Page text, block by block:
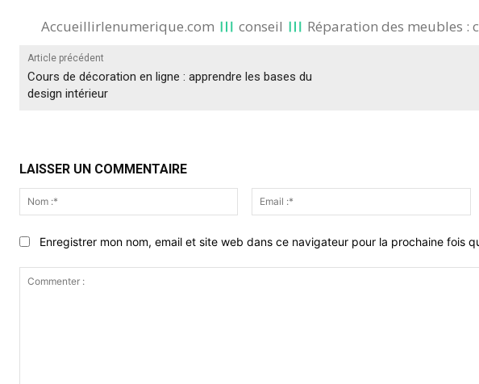
Accueillirlenumerique.com conseil Réparation des meubles :
Article précédent
Cours de décoration en ligne : apprendre les bases du
design intérieur
LAISSER UN COMMENTAIRE
Nom
:*
:*
Enregistrer mon nom, email et site web dans ce navigateur pour la prochaine fois